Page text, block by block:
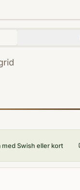
med Swish eller kort